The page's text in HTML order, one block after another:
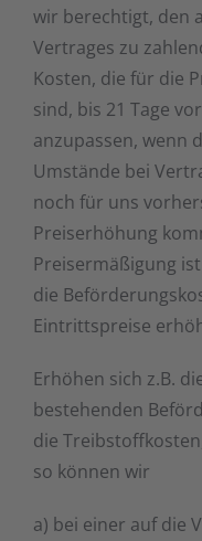
wir berechtigt, den
Vertrages zu
Kosten, die für die
sind, bis 21 Tage
anzupassen, wenn
Umstände bei
noch für uns
Preiserhöhung
Preisermäßigung
die
Eintrittspreise
Erhöhen sich z.B.
bestehenden
die
so können wir
a) bei einer auf die